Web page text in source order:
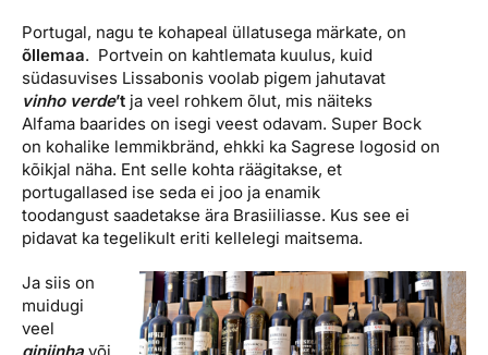
Portugal, nagu te kohapeal üllatusega märkate, on
õllemaa. Portvein on kahtlemata kuulus, kuid
südasuvises Lissabonis voolab pigem jahutavat
vinho verde’t ja veel rohkem õlut, mis näiteks
Alfama baarides on isegi veest odavam. Super Bock
on kohalike lemmikbränd, ehkki ka Sagrese logosid on
kõikjal näha. Ent selle kohta räägitakse, et
portugallased ise seda ei joo ja enamik
toodangust saadetakse ära Brasiiliasse. Kus see ei
pidavat ka tegelikult eriti kellelegi maitsema.
Ja siis on
muidugi
veel
ginjinha või